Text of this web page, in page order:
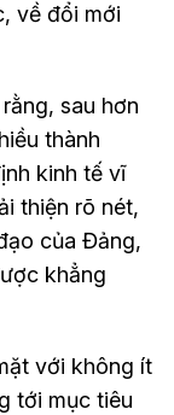
về đổi mới
sau hơn
thành
kinh tế vĩ
thiện rõ nét,
của Đảng,
khẳng
với không ít
tới mục tiêu